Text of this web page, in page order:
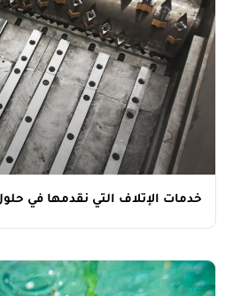
الإتلاف التي نقدمها في حلول التدوير